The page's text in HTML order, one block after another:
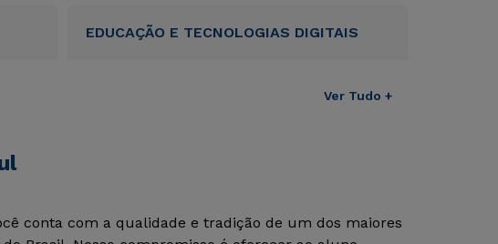
EDUCAÇÃO E TECNOLOGIAS DIGITAIS
Ver Tudo +
conta com a qualidade e tradição de um dos maiores